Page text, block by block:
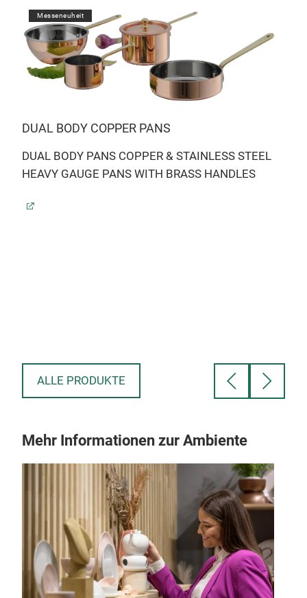
Messeneuheit
DUAL BODY COPPER PANS
DUAL BODY PANS COPPER & STAINLESS STEEL
HEAVY GAUGE PANS WITH BRASS HANDLES
ALLE PRODUKTE
Mehr Informationen zur Ambiente